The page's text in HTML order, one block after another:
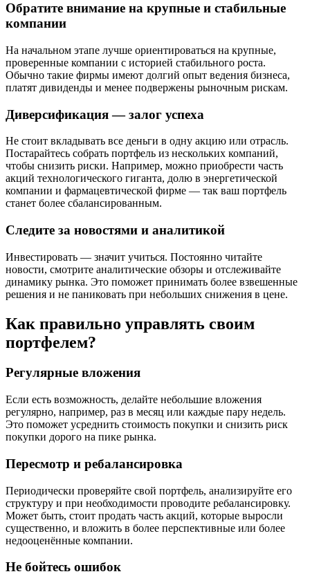
Обратите внимание на крупные и стабильные
компании
На начальном этапе лучше ориентироваться на крупные,
проверенные компании с историей стабильного роста.
Обычно такие фирмы имеют долгий опыт ведения бизнеса,
платят дивиденды и менее подвержены рыночным рискам.
Диверсификация — залог успеха
Не стоит вкладывать все деньги в одну акцию или отрасль.
Постарайтесь собрать портфель из нескольких компаний,
чтобы снизить риски. Например, можно приобрести часть
акций технологического гиганта, долю в энергетической
компании и фармацевтической фирме — так ваш портфель
станет более сбалансированным.
Следите за новостями и аналитикой
Инвестировать — значит учиться. Постоянно читайте
новости, смотрите аналитические обзоры и отслеживайте
динамику рынка. Это поможет принимать более взвешенные
решения и не паниковать при небольших снижения в цене.
Как правильно управлять своим
портфелем?
Регулярные вложения
Если есть возможность, делайте небольшие вложения
регулярно, например, раз в месяц или каждые пару недель.
Это поможет усреднить стоимость покупки и снизить риск
покупки дорого на пике рынка.
Пересмотр и ребалансировка
Периодически проверяйте свой портфель, анализируйте его
структуру и при необходимости проводите ребалансировку.
Может быть, стоит продать часть акций, которые выросли
существенно, и вложить в более перспективные или более
недооценённые компании.
Не бойтесь ошибок